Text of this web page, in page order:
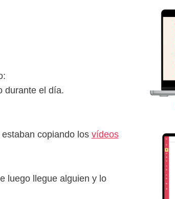
durante el día.
copiando los vídeos
luego llegue alguien y lo